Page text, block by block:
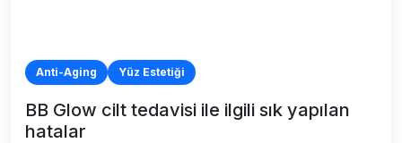
Anti-Aging Yüz Estetiği
BB Glow cilt tedavisi ile ilgili sık yapılan
hatalar